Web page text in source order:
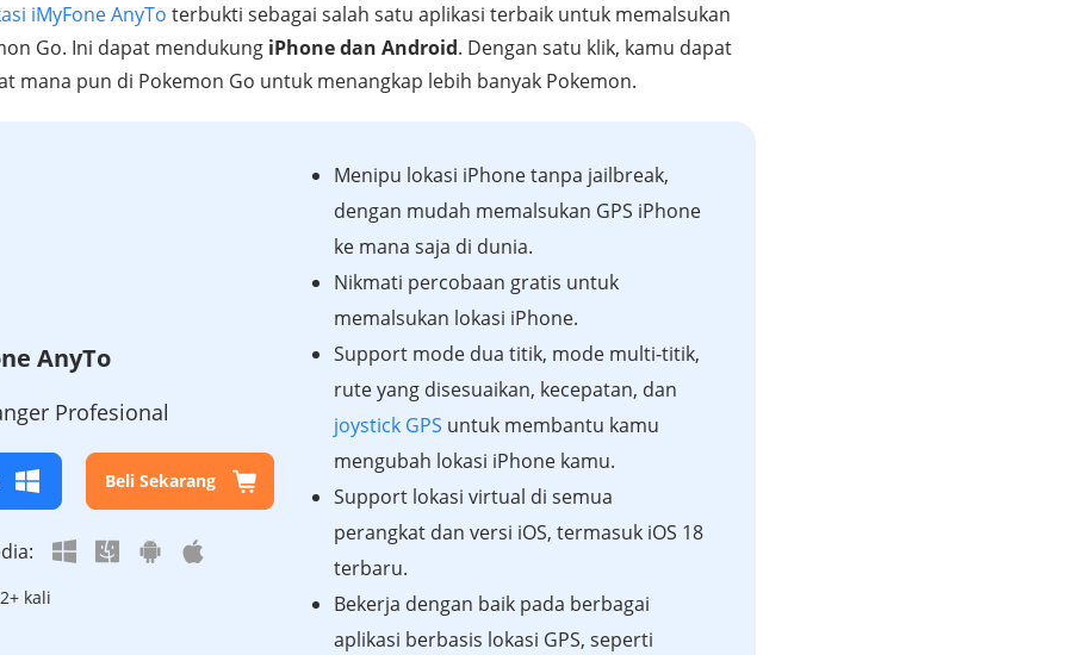
iMyFone AnyTo terbukti sebagai salah satu aplikasi terbaik untuk memalsukan
Go. Ini dapat mendukung iPhone dan Android. Dengan satu klik, kamu dapat
mana pun di Pokemon Go untuk menangkap lebih banyak Pokemon.
AnyTo
Profesional
Beli Sekarang
kali
Menipu lokasi iPhone tanpa jailbreak,
dengan mudah memalsukan GPS iPhone
ke mana saja di dunia.
Nikmati percobaan gratis untuk
memalsukan lokasi iPhone.
Support mode dua titik, mode multi-titik,
rute yang disesuaikan, kecepatan, dan
joystick GPS untuk membantu kamu
mengubah lokasi iPhone kamu.
Support lokasi virtual di semua
perangkat dan versi iOS, termasuk iOS 18
terbaru.
Bekerja dengan baik pada berbagai
aplikasi berbasis lokasi GPS, seperti